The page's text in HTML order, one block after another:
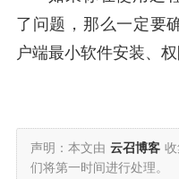
了问题，那么一定要
户端最小软件安装、
声明：本文由 云召博客
们将第一时间进行处理。